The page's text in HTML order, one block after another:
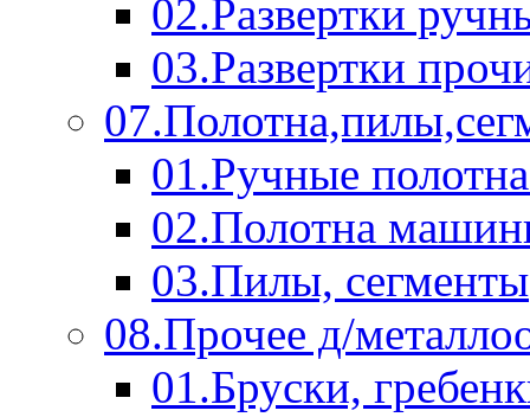
02.Развертки
03.Развертки
01.Ручные
02.Полотна
03.Пилы, сегменты
08.Прочее д/
01.Бруски,